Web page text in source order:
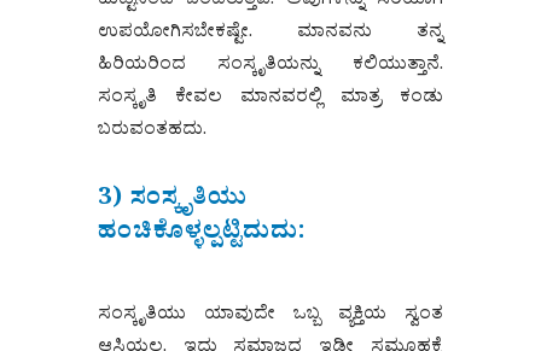
ಉಪಯೋಗಿಸಬೇಕಷ್ಟೇ. ಮಾನವನು ತನ್ನ
ಹಿರಿಯರಿಂದ ಸಂಸ್ಕೃತಿಯನ್ನು ಕಲಿಯುತ್ತಾನೆ.
ಸಂಸ್ಕೃತಿ ಕೇವಲ ಮಾನವರಲ್ಲಿ ಮಾತ್ರ ಕಂಡು
ಬರುವಂತಹದು.
3) ಸಂಸ್ಕೃತಿಯು
ಹಂಚಿಕೊಳ್ಳಲ್ಪಟ್ಟಿದುದು:
ಸಂಸ್ಕೃತಿಯು ಯಾವುದೇ ಒಬ್ಬ ವ್ಯಕ್ತಿಯ ಸ್ವಂತ